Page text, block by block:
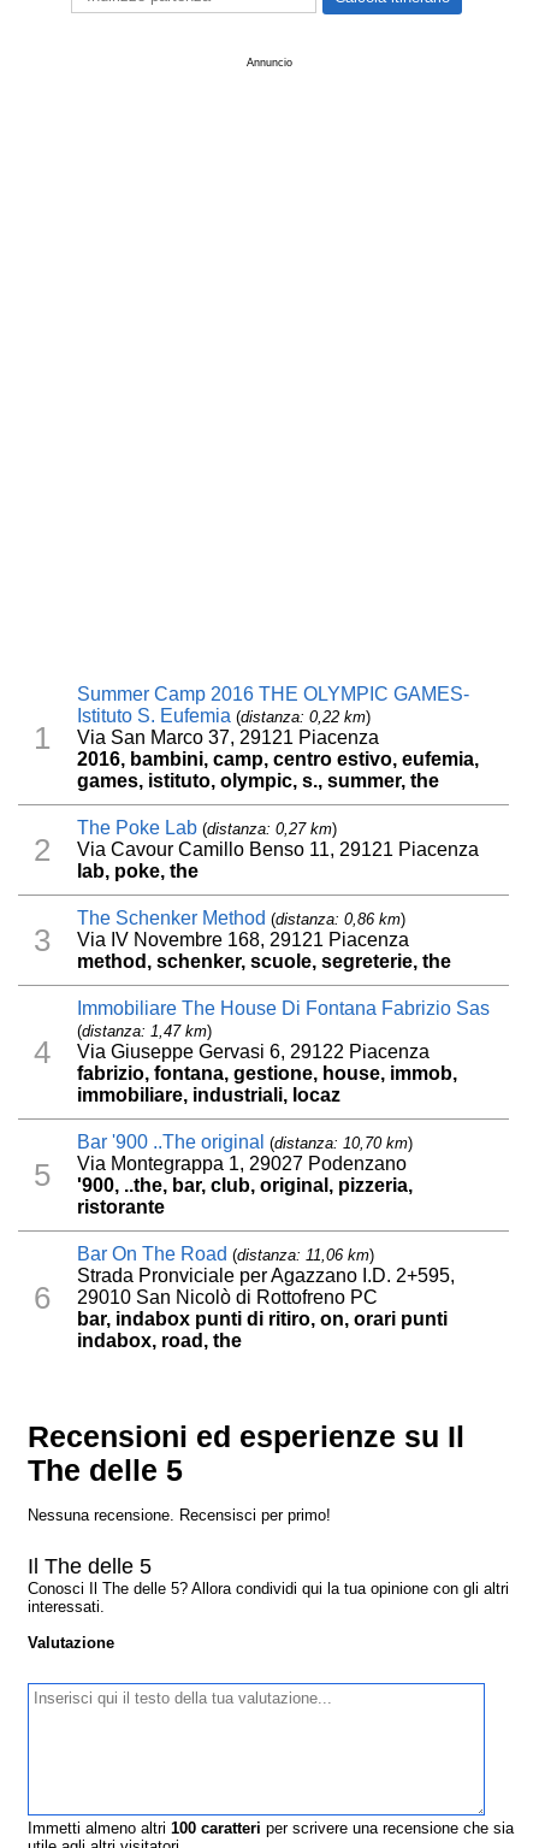
Annuncio
1
Summer Camp 2016 THE OLYMPIC GAMES-
Istituto S. Eufemia (distanza: 0,22 km)
Via San Marco 37, 29121 Piacenza
2016, bambini, camp, centro estivo, eufemia,
games, istituto, olympic, s., summer, the
2
The Poke Lab (distanza: 0,27 km)
Via Cavour Camillo Benso 11, 29121 Piacenza
lab, poke, the
3
The Schenker Method (distanza: 0,86 km)
Via IV Novembre 168, 29121 Piacenza
method, schenker, scuole, segreterie, the
4
Immobiliare The House Di Fontana Fabrizio Sas
(distanza: 1,47 km)
Via Giuseppe Gervasi 6, 29122 Piacenza
fabrizio, fontana, gestione, house, immob,
immobiliare, industriali, locaz
5
Bar '900 ..The original (distanza: 10,70 km)
Via Montegrappa 1, 29027 Podenzano
'900, ..the, bar, club, original, pizzeria,
ristorante
6
Bar On The Road (distanza: 11,06 km)
Strada Pronviciale per Agazzano I.D. 2+595,
29010 San Nicolò di Rottofreno PC
bar, indabox punti di ritiro, on, orari punti
indabox, road, the
Recensioni ed esperienze su Il
The delle 5
Nessuna recensione. Recensisci per primo!
Il The delle 5
Conosci Il The delle 5? Allora condividi qui la tua opinione con gli altri
interessati.
Valutazione
Immetti almeno altri100 caratteri per scrivere una recensione che sia